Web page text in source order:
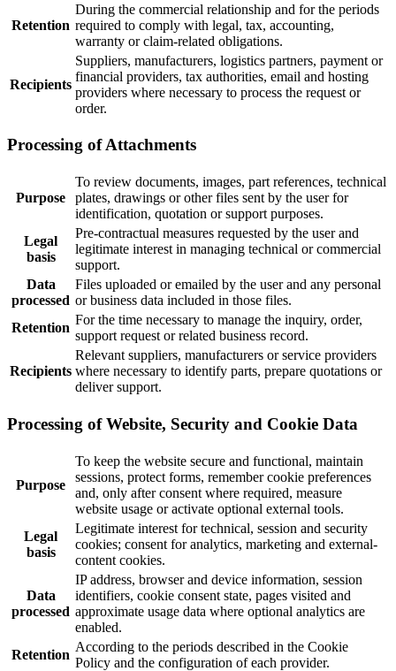
Retention
During the commercial relationship and for the periods
required to comply with legal, tax, accounting,
warranty or claim-related obligations.
Recipients
Suppliers, manufacturers, logistics partners, payment or
financial providers, tax authorities, email and hosting
providers where necessary to process the request or
order.
Processing of Attachments
Purpose
To review documents, images, part references, technical
plates, drawings or other files sent by the user for
identification, quotation or support purposes.
Legal
basis
Pre-contractual measures requested by the user and
legitimate interest in managing technical or commercial
support.
Data
processed
Files uploaded or emailed by the user and any personal
or business data included in those files.
Retention
For the time necessary to manage the inquiry, order,
support request or related business record.
Recipients
Relevant suppliers, manufacturers or service providers
where necessary to identify parts, prepare quotations or
deliver support.
Processing of Website, Security and Cookie Data
Purpose
To keep the website secure and functional, maintain
sessions, protect forms, remember cookie preferences
and, only after consent where required, measure
website usage or activate optional external tools.
Legal
basis
Legitimate interest for technical, session and security
cookies; consent for analytics, marketing and external-
content cookies.
Data
processed
IP address, browser and device information, session
identifiers, cookie consent state, pages visited and
approximate usage data where optional analytics are
enabled.
Retention
According to the periods described in the Cookie
Policy and the configuration of each provider.